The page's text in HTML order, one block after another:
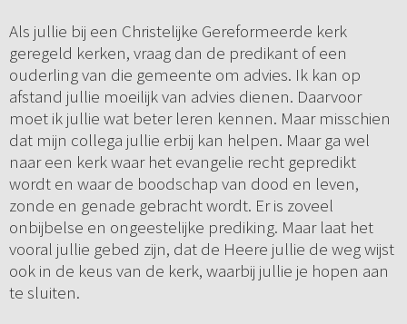
Als jullie bij een Christelijke Gereformeerde kerk
geregeld kerken, vraag dan de predikant of een
ouderling van die gemeente om advies. Ik kan op
afstand jullie moeilijk van advies dienen. Daarvoor
moet ik jullie wat beter leren kennen. Maar misschien
dat mijn collega jullie erbij kan helpen. Maar ga wel
naar een kerk waar het evangelie recht gepredikt
wordt en waar de boodschap van dood en leven,
zonde en genade gebracht wordt. Er is zoveel
onbijbelse en ongeestelijke prediking. Maar laat het
vooral jullie gebed zijn, dat de Heere jullie de weg wijst
ook in de keus van de kerk, waarbij jullie je hopen aan
te sluiten.